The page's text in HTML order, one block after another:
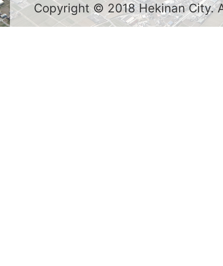
Copyright © 2018 Hekinan City.